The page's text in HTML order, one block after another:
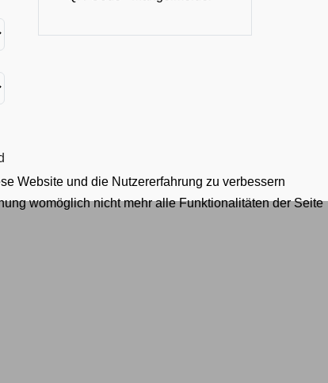
Website und die Nutzererfahrung zu verbessern
womöglich nicht mehr alle Funktionalitäten der Seite